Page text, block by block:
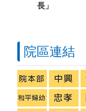
長」
院區連結